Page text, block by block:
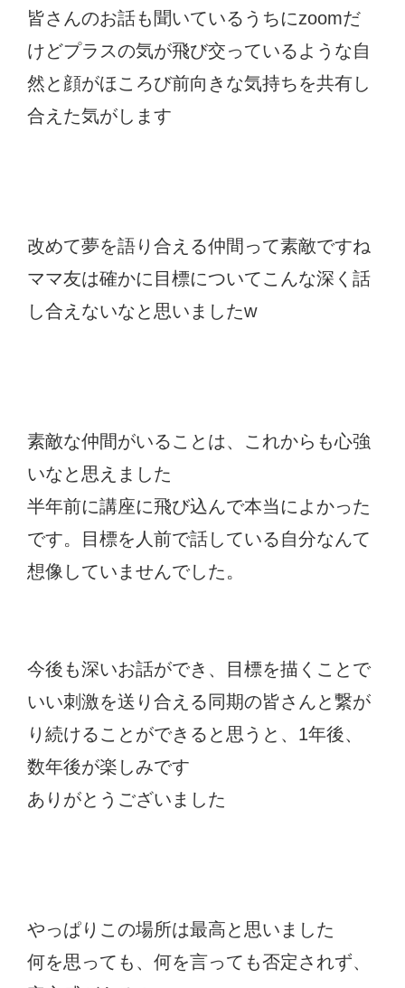
皆さんのお話も聞いているうちにzoomだ
けどプラスの気が飛び交っているような自
然と顔がほころび前向きな気持ちを共有し
合えた気がします
改めて夢を語り合える仲間って素敵ですね
ママ友は確かに目標についてこんな深く話
し合えないなと思いましたw
素敵な仲間がいることは、これからも心強
いなと思えました
半年前に講座に飛び込んで本当によかった
です。目標を人前で話している自分なんて
想像していませんでした。
今後も深いお話ができ、目標を描くことで
いい刺激を送り合える同期の皆さんと繋が
り続けることができると思うと、1年後、
数年後が楽しみです
ありがとうございました
やっぱりこの場所は最高と思いました
何を思っても、何を言っても否定されず、